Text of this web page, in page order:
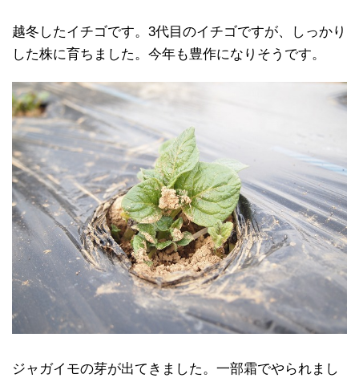
越冬したイチゴです。3代目のイチゴですが、しっかり
した株に育ちました。今年も豊作になりそうです。
ジャガイモの芽が出てきました。一部霜でやられまし